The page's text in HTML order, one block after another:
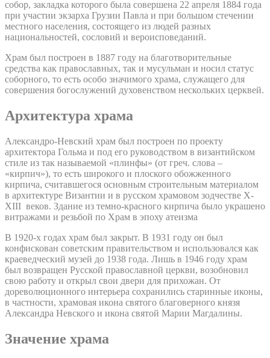
собор, закладка которого была совершена 22 апреля 1884 года
при участии экзарха Грузии Павла и при большом стечении
местного населения, состоящего из людей разных
национальностей, сословий и вероисповеданий.
Храм был построен в 1887 году на благотворительные
средства как православных, так и мусульман и носил статус
соборного, то есть особо значимого храма, служащего для
совершения богослужений духовенством нескольких церквей.
Архитектура храма
Александро-Невский храм был построен по проекту
архитектора Гольма и под его руководством в византийском
стиле из так называемой «плинфы» (от греч. слова –
«кирпич»), то есть широкого и плоского обожженного
кирпича, считавшегося основным строительным материалом
в архитектуре Византии и в русском храмовом зодчестве X-
XIII веков. Здание из темно-красного кирпича было украшено
витражами и резьбой по Храм в эпоху атеизма
В 1920-х годах храм был закрыт. В 1931 году он был
конфискован советским правительством и использовался как
краеведческий музей до 1938 года. Лишь в 1946 году храм
был возвращен Русской православной церкви, возобновил
свою работу и открыл свои двери для прихожан. От
дореволюционного интерьера сохранились старинные иконы,
в частности, храмовая икона святого благоверного князя
Александра Невского и икона святой Марии Магдалины.
Значение храма